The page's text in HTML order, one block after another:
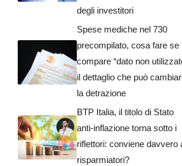
degli investitori
Spese mediche nel 730
precompilato, cosa fare se
compare “dato non
il dettaglio che può
la detrazione
BTP Italia, il titolo di Stato
anti-inflazione torna sotto i
riflettori: conviene davvero
risparmiatori?